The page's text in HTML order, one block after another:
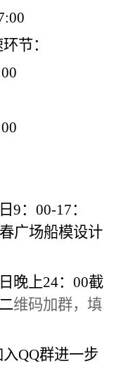
环节：
日9：00-17：
广场船模设计
日 晚上24：00截
维码加群，填
QQ群进一步